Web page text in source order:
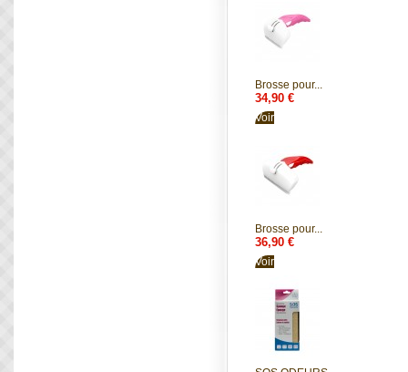
Brosse pour...
34,90 €
Voir
Brosse pour...
36,90 €
Voir